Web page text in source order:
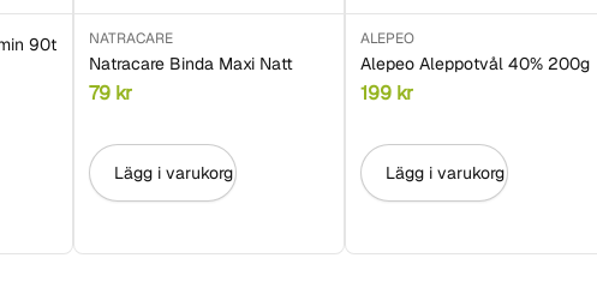
90t NATRACARE
Natracare Binda Maxi Natt
79 kr
Lägg i varukorg
ALEPEO
Alepeo Aleppotvål 40% 200g
199 kr
Lägg i varukorg